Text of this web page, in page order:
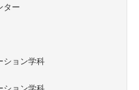
ター
ション学科
ション学科